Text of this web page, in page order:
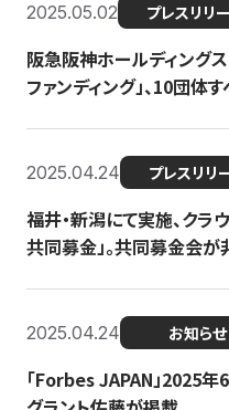
2025.05.02 プレスリリ
阪急阪神ホールディング
ファンディング」、10団体
2025.04.24 プレスリリ
福井・新潟にて実施、クラ
共同募金」。共同募金会
2025.04.24 お知らせ
「Forbes JAPAN」2025年